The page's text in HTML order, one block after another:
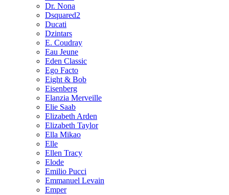
Dr. Nona
Dsquared2
Ducati
Dzintars
E. Coudray
Eau Jeune
Eden Classic
Ego Facto
Eight & Bob
Eisenberg
Elanzia Merveille
Elie Saab
Elizabeth Arden
Elizabeth Taylor
Ella Mikao
Elle
Ellen Tracy
Elode
Emilio Pucci
Emmanuel Levain
Emper